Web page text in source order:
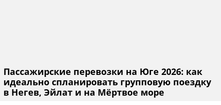
Пассажирские перевозки на Юге 2026: как
идеально спланировать групповую поездку
в Негев, Эйлат и на Мёртвое море